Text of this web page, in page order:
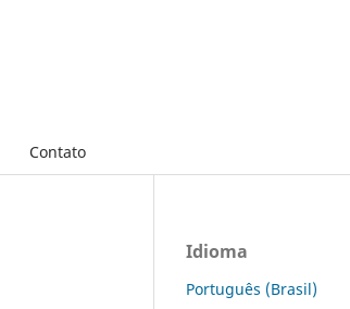
Contato
Idioma
Português (Brasil)